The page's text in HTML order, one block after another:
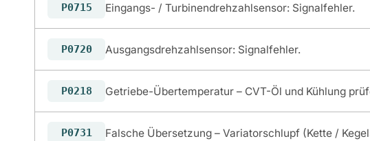
P0715 Eingangs- / Turbinendrehzahlsensor: Signalfehler.
P0720 Ausgangsdrehzahlsensor: Signalfehler.
P0218 Getriebe-Übertemperatur – CVT-Öl und Kühlung
P0731 Falsche Übersetzung – Variatorschlupf (Kette /